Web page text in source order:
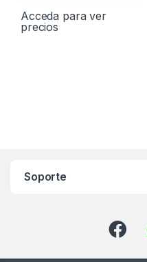
Acceda para ver
precios
Soporte